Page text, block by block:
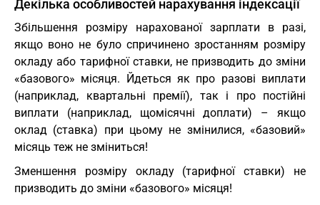
Декілька особливостей нарахування індексації
Збільшення розміру нарахованої зарплати в разі,
якщо воно не було спричинено зростанням розміру
окладу або тарифної ставки, не призводить до зміни
«базового» місяця. Йдеться як про разові виплати
(наприклад, квартальні премії), так і про постійні
виплати (наприклад, щомісячні доплати) – якщо
оклад (ставка) при цьому не змінилися, «базовий»
місяць теж не зміниться!
Зменшення розміру окладу (тарифної ставки) не
призводить до зміни «базового» місяця!